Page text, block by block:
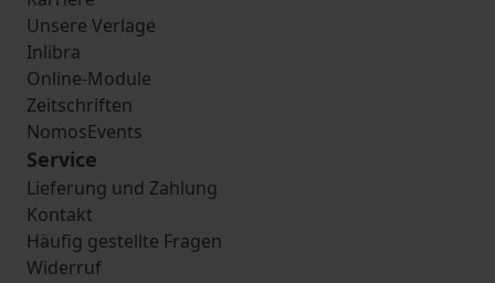
Unsere Verlage
Inlibra
Online-Module
Zeitschriften
NomosEvents
Service
Lieferung und Zahlung
Kontakt
Häufig gestellte Fragen
Widerruf